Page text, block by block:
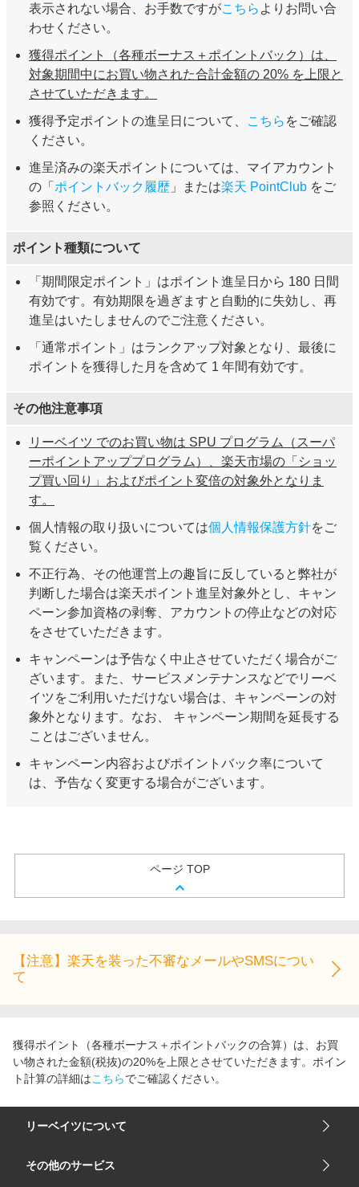
表示されない場合、お手数ですがこちら よりお問い合
わせください。
獲得ポイント（各種ボーナス＋ポイントバック）は、
対象期間中にお買い物された合計金額の 20% を上限と
させていただきます。
獲得予定ポイントの進呈日について、
こちら をご確認
ください。
進呈済みの楽天ポイントについては、マイアカウント
の「 ポイントバック履歴 」または楽天 PointClub をご
参照ください。
ポイント種類について
「期間限定ポイント」はポイント進呈日から 180 日間
有効です。有効期限を過ぎますと自動的に失効し、再
進呈はいたしませんのでご注意ください。
「通常ポイント」はランクアップ対象となり、最後に
ポイントを獲得した月を含めて 1 年間有効です。
その他注意事項
リーベイツ でのお買い物は SPU プログラム（スーパ
ーポイントアッププログラム）、楽天市場の「ショッ
プ買い回り」およびポイント変倍の対象外となりま
す。
個人情報の取り扱いについては個人情報保護方針をご
覧ください。
不正行為、その他運営上の趣旨に反していると弊社が
判断した場合は楽天ポイント進呈対象外とし、キャン
ペーン参加資格の剥奪、アカウントの停止などの対応
をさせていただきます。
キャンペーンは予告なく中止させていただく場合がご
ざいます。また、サービスメンテナンスなどでリーベ
イツをご利用いただけない場合は、キャンペーンの対
象外となります。なお、 キャンペーン期間を延長する
ことはございません。
キャンペーン内容およびポイントバック率について
は、予告なく変更する場合がございます。
ページ TOP
【注意】楽天を装った不審なメールやSMSについ
て
獲得ポイント（各種ボーナス＋ポイントバックの合算）は、お買
い物された金額(税抜)の20%を上限とさせていただきます。ポイン
ト計算の詳細はこちらでご確認ください。
リーベイツについて
会社概要
その他のサービス